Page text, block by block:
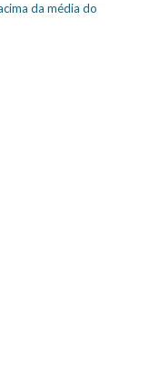
da média do